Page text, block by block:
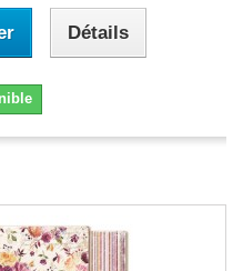
Détails